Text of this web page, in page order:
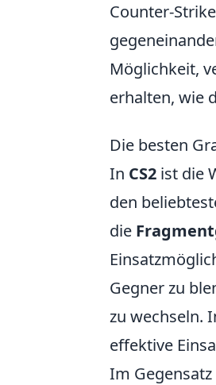
Counter-
Möglichkeit,
erhalten, wie
Die besten
In CS2 ist die
den
die
Gegner zu
zu wechseln.
effektive
Im